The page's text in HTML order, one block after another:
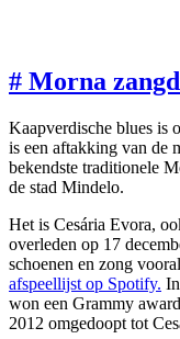
# Morna
Kaapverdische blues is
is een aftakking van de
bekendste traditionele
de stad Mindelo.
Het is Cesária Evora,
overleden op 17
schoenen en zong
afspeellijst op Spotify.
won een Grammy
2012 omgedoopt tot